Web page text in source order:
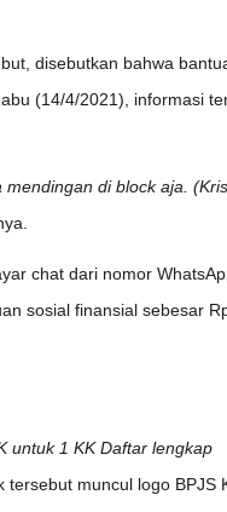
disebutkan bahwa
(14/4/2021), informasi
di block aja.
chat dari nomor
sosial finansial sebesar
untuk 1 KK Daftar lengkap
tersebut muncul logo BPJS